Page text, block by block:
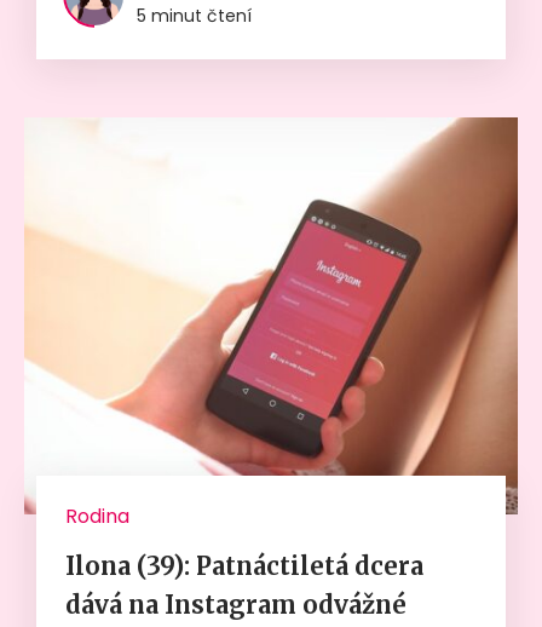
5 minut čtení
Rodina
Ilona (39): Patnáctiletá dcera
dává na Instagram odvážné